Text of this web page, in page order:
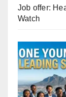
Job offer:
Watch